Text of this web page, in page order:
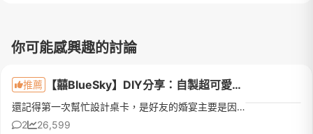
你可能感興趣的討論
推薦 【囍BlueSky】DIY分享：自製超可愛又創意的桌卡 (三角立式 & 橫式桌卡)_有製作步驟和檔案下載哦
還記得第一次幫忙設計桌卡，是好友的婚宴主要是因為新娘養了一隻很可愛的吉娃娃於是我就特別把這可愛的吉娃娃圖像給放進桌卡讓整場婚宴六十多桌的桌卡多了許多豐富性 (笑)當時簡易的設計了一款橫式的三角桌卡，也獲...
2
26,599